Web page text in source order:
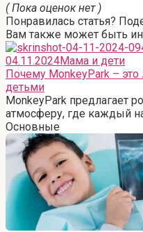
( Пока оценок нет )
Понравилась статья?
Вам также может быть
04.11.2024Мама и дети
Почему MonkeyPark –
детьми
MonkeyPark предлагает
атмосферу, где каждый
Основные